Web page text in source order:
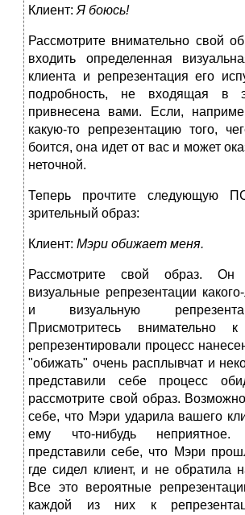
Клиент: Я боюсь!
Рассмотрите внимательно свой
входить определенная
клиента и репрезентация его
подробность, не входящая в
привнесена вами. Если,
какую-то репрезентацию того,
боится, она идет от вас и может
неточной.
Теперь прочтите следующую
зрительный образ:
Клиент: Мэри обижает меня.
Рассмотрите свой образ. Он
визуальные репрезентации
и визуальную
Присмотритесь
репрезентировали процесс
"обижать" очень расплывчат и
представили себе процесс
рассмотрите свой образ.
себе, что Мэри ударила вашего
ему что-нибудь
представили себе, что Мэри
где сидел клиент, и не обратила
Все это вероятные
каждой из них к